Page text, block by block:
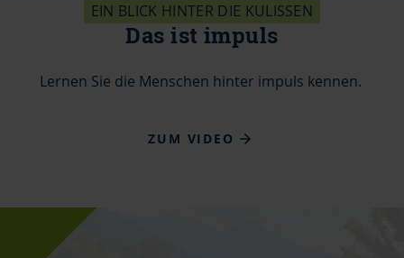
EIN BLICK HINTER DIE KULISSEN
Das ist impuls
Lernen Sie die Menschen hinter impuls kennen.
ZUM VIDEO